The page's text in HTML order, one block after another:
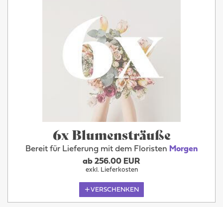
6x Blumensträuße
Bereit für Lieferung mit dem Floristen Morgen
ab 256.00 EUR
exkl. Lieferkosten
VERSCHENKEN